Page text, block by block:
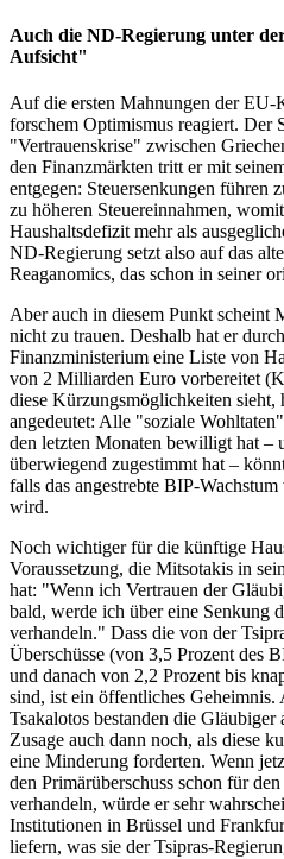
Auch die ND-Regierung unter
Aufsicht"
Auf die ersten Mahnungen der
forschem Optimismus reagiert. Der
"Vertrauenskrise" zwischen
den Finanzmärkten tritt er mit
entgegen: Steuersenkungen führen
zu höheren Steuereinnahmen,
Haushaltsdefizit mehr als
ND-Regierung setzt also auf das
Reaganomics, das schon in seiner
Aber auch in diesem Punkt scheint
nicht zu trauen. Deshalb hat er
Finanzministerium eine Liste von
von 2 Milliarden Euro vorbereitet
diese Kürzungsmöglichkeiten sieht,
angedeutet: Alle "soziale
den letzten Monaten bewilligt hat –
überwiegend zugestimmt hat –
falls das angestrebte BIP-
wird.
Noch wichtiger für die künftige
Voraussetzung, die Mitsotakis in
hat: "Wenn ich Vertrauen der
bald, werde ich über eine Senkung
verhandeln." Dass die von der
Überschüsse (von 3,5 Prozent des
und danach von 2,2 Prozent bis
sind, ist ein öffentliches Geheimnis.
Tsakalotos bestanden die
Zusage auch dann noch, als diese
eine Minderung forderten. Wenn
den Primärüberschuss schon für
verhandeln, würde er sehr
Institutionen in Brüssel und
liefern, was sie der Tsipras-